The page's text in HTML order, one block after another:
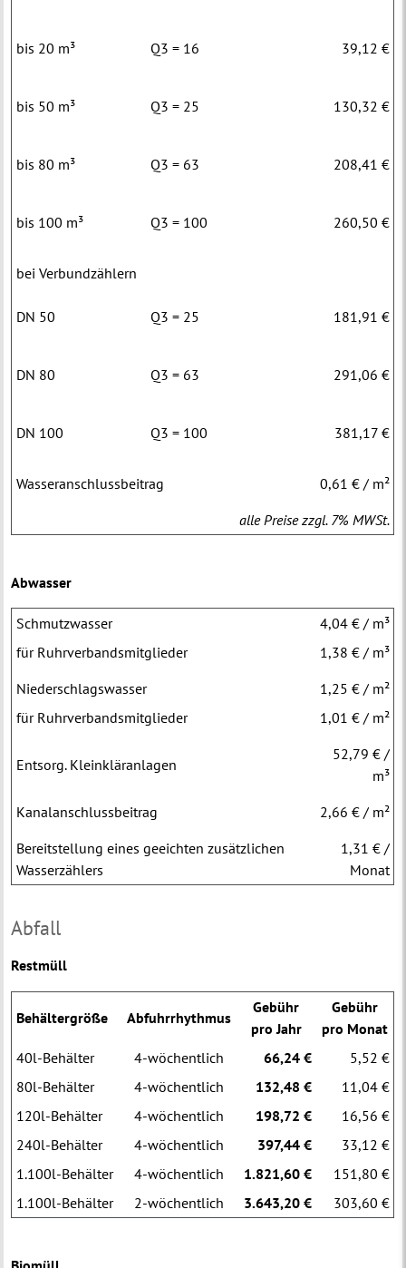
bis 20 m³ Q3 = 16 39,12 €
bis 50 m³ Q3 = 25 130,32 €
bis 80 m³ Q3 = 63 208,41 €
bis 100 m³ Q3 = 100 260,50 €
bei Verbundzählern
DN 50 Q3 = 25 181,91 €
DN 80 Q3 = 63 291,06 €
DN 100 Q3 = 100 381,17 €
Wasseranschlussbeitrag
0,61 € / m²
alle Preise zzgl. 7% MWSt.
Abwasser
Schmutzwasser
4,04 € / m³
für Ruhrverbandsmitglieder
1,38 € / m³
Niederschlagswasser
1,25 € / m²
für Ruhrverbandsmitglieder
1,01 € / m²
Entsorg. Kleinkläranlagen
52,79 € /
m³
Kanalanschlussbeitrag
2,66 € / m²
Bereitstellung eines geeichten zusätzlichen
Wasserzählers
1,31 € /
Monat
Abfall
Restmüll
Behältergröße Abfuhrrhythmus
Gebühr
pro Jahr
Gebühr
pro Monat
40l-Behälter
4-wöchentlich 66,24 €
5,52 €
80l-Behälter
4-wöchentlich 132,48 €
11,04 €
120l-Behälter
4-wöchentlich 198,72 €
16,56 €
240l-Behälter
4-wöchentlich 397,44 €
33,12 €
1.100l-Behälter
4-wöchentlich 1.821,60 €
151,80 €
1.100l-Behälter
2-wöchentlich 3.643,20 € 303,60 €